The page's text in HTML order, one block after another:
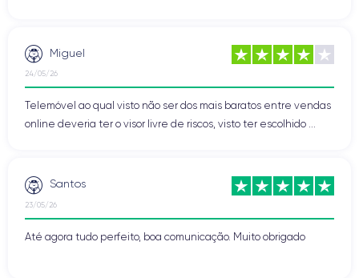
Miguel
24/05/26
Telemóvel ao qual visto não ser dos mais baratos entre vendas
online deveria ter o visor livre de riscos, visto ter escolhido ...
Santos
23/05/26
Até agora tudo perfeito, boa comunicação. Muito obrigado